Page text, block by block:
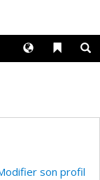
Liens
Langues
son profil